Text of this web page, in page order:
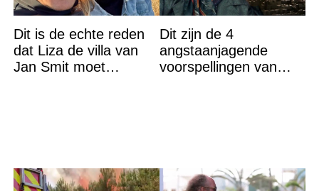
Dit is de echte reden
dat Liza de villa van
Jan Smit moet
Dit zijn de 4
angstaanjagende
voorspellingen van